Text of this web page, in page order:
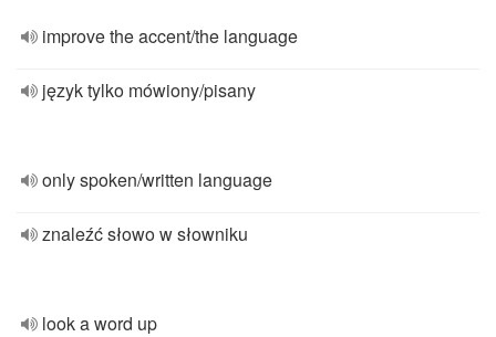
improve the accent/the language
język tylko mówiony/pisany
only spoken/written language
znaleźć słowo w słowniku
look a word up